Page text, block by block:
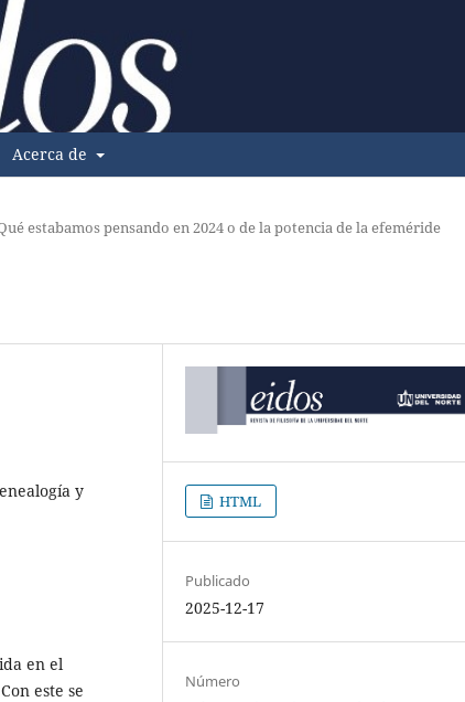
Acerca de
estabamos pensando en 2024 o de la potencia de la efeméride
y
en el
este se
HTML
Publicado
2025-12-17
Número